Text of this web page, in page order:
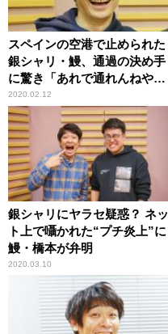
スペインの空港で止められた
銀シャリ・鰻、通過の決め手
に驚き「あれで通れんねや
(笑)」
2020.02.12
銀シャリにヤラセ疑惑？ ネッ
ト上で囁かれた“プチ炎上”に
鰻・橋本が弁明
2020.03.10